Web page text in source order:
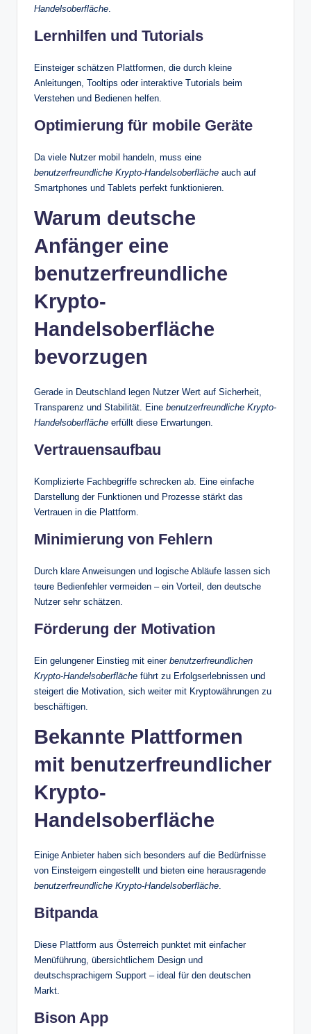
Handelsoberfläche.
Lernhilfen und Tutorials
Einsteiger schätzen Plattformen, die durch kleine
Anleitungen, Tooltips oder interaktive Tutorials beim
Verstehen und Bedienen helfen.
Optimierung für mobile Geräte
Da viele Nutzer mobil handeln, muss eine
benutzerfreundliche Krypto-Handelsoberfläche auch auf
Smartphones und Tablets perfekt funktionieren.
Warum deutsche
Anfänger eine
benutzerfreundliche
Krypto-
Handelsoberfläche
bevorzugen
Gerade in Deutschland legen Nutzer Wert auf Sicherheit,
Transparenz und Stabilität. Eine benutzerfreundliche Krypto-
Handelsoberfläche erfüllt diese Erwartungen.
Vertrauensaufbau
Komplizierte Fachbegriffe schrecken ab. Eine einfache
Darstellung der Funktionen und Prozesse stärkt das
Vertrauen in die Plattform.
Minimierung von Fehlern
Durch klare Anweisungen und logische Abläufe lassen sich
teure Bedienfehler vermeiden – ein Vorteil, den deutsche
Nutzer sehr schätzen.
Förderung der Motivation
Ein gelungener Einstieg mit einer benutzerfreundlichen
Krypto-Handelsoberfläche führt zu Erfolgserlebnissen und
steigert die Motivation, sich weiter mit Kryptowährungen zu
beschäftigen.
Bekannte Plattformen
mit benutzerfreundlicher
Krypto-
Handelsoberfläche
Einige Anbieter haben sich besonders auf die Bedürfnisse
von Einsteigern eingestellt und bieten eine herausragende
benutzerfreundliche Krypto-Handelsoberfläche.
Bitpanda
Diese Plattform aus Österreich punktet mit einfacher
Menüführung, übersichtlichem Design und
deutschsprachigem Support – ideal für den deutschen
Markt.
Bison App